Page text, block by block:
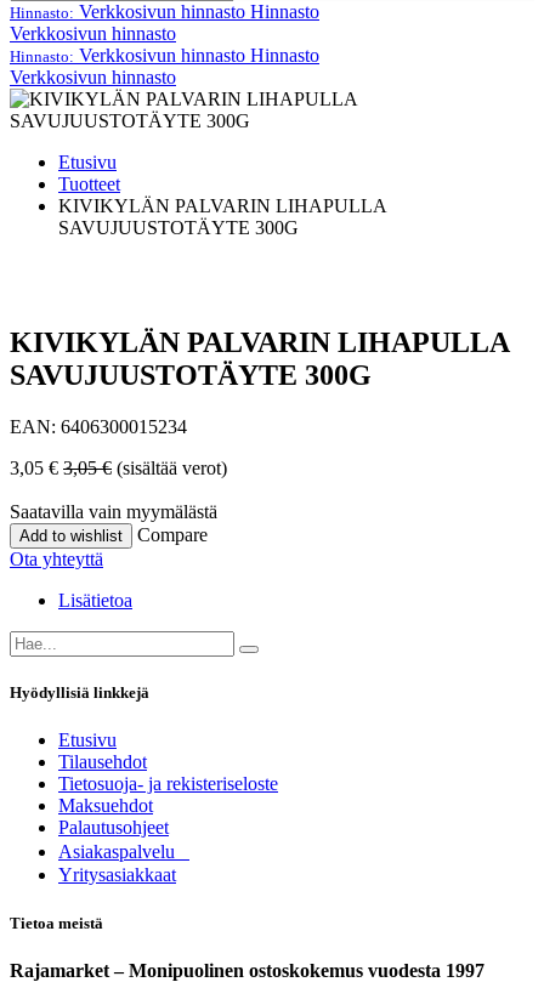
Hinnasto: Verkkosivun hinnasto Hinnasto
Verkkosivun hinnasto
Hinnasto: Verkkosivun hinnasto Hinnasto
Verkkosivun hinnasto
Etusivu
Tuotteet
KIVIKYLÄN PALVARIN LIHAPULLA
SAVUJUUSTOTÄYTE 300G
KIVIKYLÄN PALVARIN LIHAPULLA
SAVUJUUSTOTÄYTE 300G
EAN: 6406300015234
3,05 € 3,05€ (sisältää verot)
Saatavilla vain myymälästä
Add to wishlist
Compare
Ota yhteyttä
Lisätietoa
Hyödyllisiä linkkejä
Etusivu
Tilausehdot
Tietosuoja- ja rekisteriseloste
Maksuehdot
Palautusohjeet
Asia​k​aspalvelu
​Yritysasiakkaat
Tietoa meistä
Rajamarket – Monipuolinen ostoskokemus vuodesta 1997